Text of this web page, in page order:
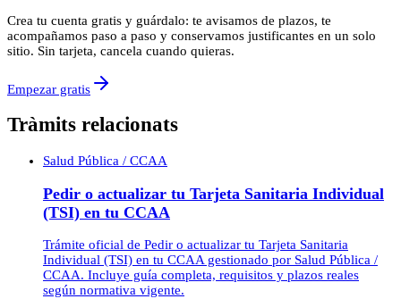
Crea tu cuenta gratis y guárdalo: te avisamos de plazos, te
acompañamos paso a paso y conservamos justificantes en un solo
sitio. Sin tarjeta, cancela cuando quieras.
Empezar gratis
Tràmits relacionats
Salud Pública / CCAA
Pedir o actualizar tu Tarjeta Sanitaria Individual
(TSI) en tu CCAA
Trámite oficial de Pedir o actualizar tu Tarjeta Sanitaria
Individual (TSI) en tu CCAA gestionado por Salud Pública /
CCAA. Incluye guía completa, requisitos y plazos reales
según normativa vigente.